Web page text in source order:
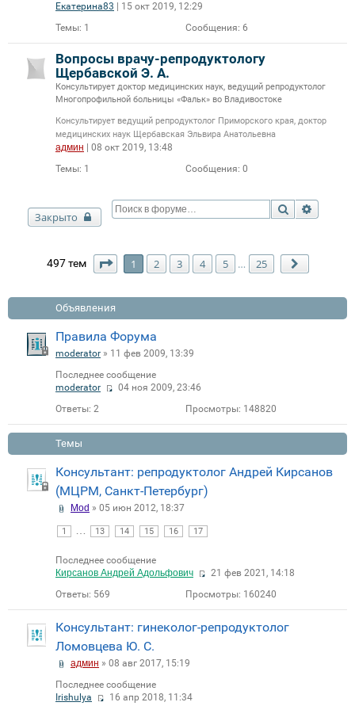
Екатерина83 | 15 окт 2019, 12:29
Темы: 1 Сообщения: 6
Вопросы врачу-репродуктологу
Щербавской Э. А.
Консультирует доктор медицинских наук, ведущий репродуктолог
Многопрофильной больницы «Фальк» во Владивостоке
Консультирует ведущий репродуктолог Приморского края, доктор
медицинских наук Щербавская Эльвира Анатольевна
админ | 08 окт 2019, 13:48
Темы: 1 Сообщения: 0
Закрыто
Поиск
497 тем Страница из
1 2 3 4 5 … 25
Объявления
Правила Форума
moderator » 11 фев 2009, 13:39
Последнее сообщение
moderator
04 ноя 2009, 23:46
Ответы: 2 Просмотры: 148820
Темы
Консультант: репродуктолог Андрей Кирсанов
(МЦРМ, Санкт-Петербург)
Mod » 05 июн 2012, 18:37
1 13 14 15 16 17
Последнее сообщение
Кирсанов Андрей Адольфович
21 фев 2021, 14:18
Ответы: 569 Просмотры: 160240
Консультант: гинеколог-репродуктолог
Ломовцева Ю. С.
админ » 08 авг 2017, 15:19
Последнее сообщение
Irishulya
16 апр 2018, 11:34